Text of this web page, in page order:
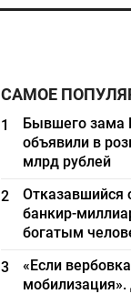
САМОЕ
1
Бывшего зама
объявили в
млрд рублей
2
Отказавшийся
банкир-
богатым
3
«Если
мобилизация».